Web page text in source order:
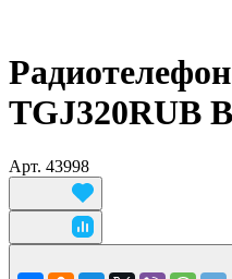
TGJ320RUB
Арт. 43998